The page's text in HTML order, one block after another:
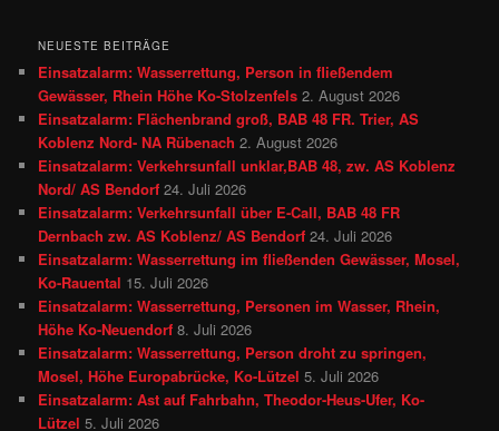
NEUESTE BEITRÄGE
Einsatzalarm: Wasserrettung, Person in fließendem
Gewässer, Rhein Höhe Ko-Stolzenfels 2. August 2026
Einsatzalarm: Flächenbrand groß, BAB 48 FR. Trier, AS
Koblenz Nord- NA Rübenach 2. August 2026
Einsatzalarm: Verkehrsunfall unklar,BAB 48, zw. AS Koblenz
Nord/ AS Bendorf 24. Juli 2026
Einsatzalarm: Verkehrsunfall über E-Call, BAB 48 FR
Dernbach zw. AS Koblenz/ AS Bendorf 24. Juli 2026
Einsatzalarm: Wasserrettung im fließenden Gewässer, Mosel,
Ko-Rauental 15. Juli 2026
Einsatzalarm: Wasserrettung, Personen im Wasser, Rhein,
Höhe Ko-Neuendorf 8. Juli 2026
Einsatzalarm: Wasserrettung, Person droht zu springen,
Mosel, Höhe Europabrücke, Ko-Lützel 5. Juli 2026
Einsatzalarm: Ast auf Fahrbahn, Theodor-Heus-Ufer, Ko-
Lützel 5. Juli 2026